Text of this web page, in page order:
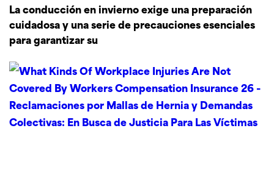
La conducción en invierno exige una preparación
cuidadosa y una serie de precauciones esenciales
para garantizar su